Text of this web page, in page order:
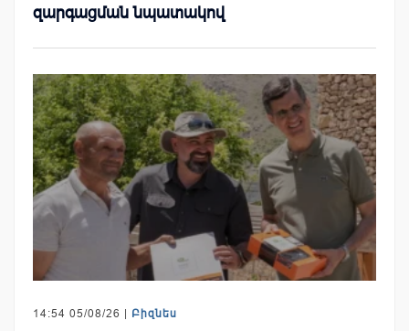
զարգացման նպատակով
14:54 05/08/26 | Բիզնես